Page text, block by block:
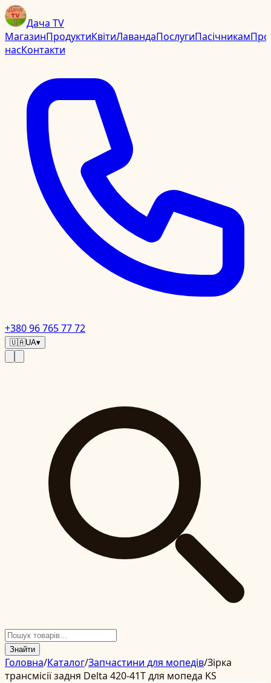
Дача TV
МагазинПродуктиКвітиЛавандаПослугиПасічникамПро
насКонтакти
+380 96 765 77 72
🇺🇦UA▾
Знайти
Головна/Каталог/Запчастини для мопедів/Зірка
трансмісії задня Delta 420-41T для мопеда KS